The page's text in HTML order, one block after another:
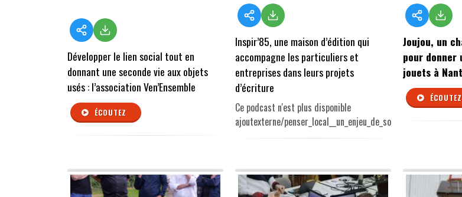
Développer le lien social tout en
donnant une seconde vie aux objets
usés : l’association Ven’Ensemble
ÉCOUTEZ
Inspir’85, une maison d’édition qui
accompagne les particuliers et
entreprises dans leurs projets
d’écriture
Ce podcast n'est plus disponible
ajoutexterne/penser_local__un_enjeu_de_soci.mp3
Joujou, un
pour donner
jouets à
ÉCOUTEZ